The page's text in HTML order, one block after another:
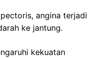
angina terjadi
ke jantung.
kekuatan